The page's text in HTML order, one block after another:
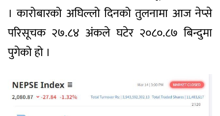
। कारोबारको अघिल्लो दिनको तुलनामा आज नेप्से
परिसूचक २७.८४ अंकले घटेर २०८०.८७ बिन्दुमा
पुगेको हो ।